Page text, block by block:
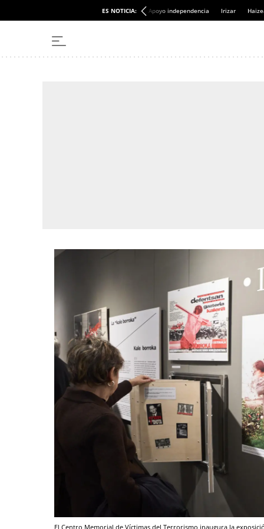
ES NOTICIA: Apoyo independencia Irizar
El Centro Memorial de Víctimas del Terrorismo inaugura la